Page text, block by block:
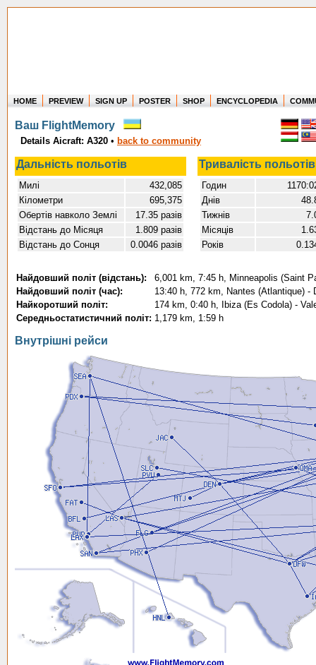
Where in the world have you flown?
How long have you been in the air?
Create your own FlightMemory and see!
HOME PREVIEW SIGN UP POSTER SHOP ENCYCLOPEDIA
Ваш FlightMemory
Details Aicraft: A320 • back to community
Дальність польотів Тривалість польотів
Милі
432,085
Кілометри
695,375
Обертів навколо Землі
17.35 разів
Відстань до Місяця
1.809 разів
Відстань до Сонця
0.0046 разів
Годин
Днів
Тижнів
Місяців
Років
Найдовший політ (відстань):
6,001 km, 7:45 h, Minneapolis (Saint
Найдовший політ (час):
13:40 h, 772 km, Nantes (Atlantique) -
Найкоротший політ:
174 km, 0:40 h, Ibiza (Es Codola) -
Середньостатистичний політ: 1,179 km, 1:59 h
Внутрішні рейси